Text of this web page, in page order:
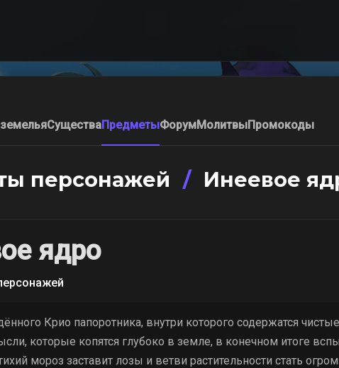
СуществаПредметыФорумМолитвыПромокоды
персонажей / Инеевое
ядро
Крио папоротника, внутри которого содержатся
которые копятся глубоко в земле, в конечном итоге
мороз заставит лозы и ветви растительности стать